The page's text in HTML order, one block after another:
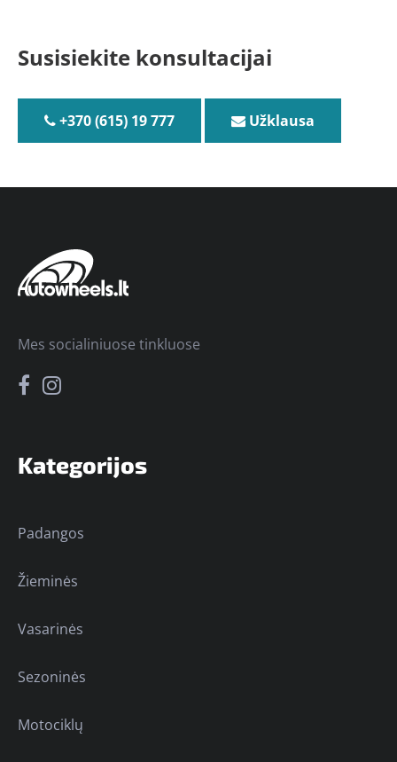
Susisiekite konsultacijai
+370 (615) 19 777 Užklausa
Kategorijos
Padangos
Žieminės
Vasarinės
Sezoninės
Motociklų
Mes socialiniuose tinkluose